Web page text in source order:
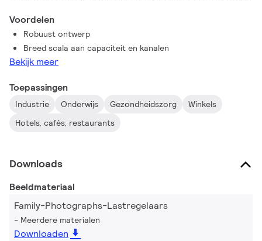
assortiment lastregelaars die kunnen worden gecombineerd
om te voldoen aan verschillende projectvereisten en meerdere
typen armaturen. De serie lastregelaars heeft verschillende
soorten uitgangscircuits voor schakelen, fase-aansnijding en
Controllers bieden een reeks kanaalcapaciteit van 2-20A en
een keuze uit muurmontage of op een DIN-rail.
Voordelen
Robuust ontwerp
Breed scala aan capaciteit en kanalen
Bekijk meer
Toepassingen
Industrie Onderwijs Gezondheidszorg
Winkels
Hotels, cafés, restaurants
Downloads
Beeldmateriaal
Family-Photographs-Lastregelaars
Meerdere materialen
Downloaden